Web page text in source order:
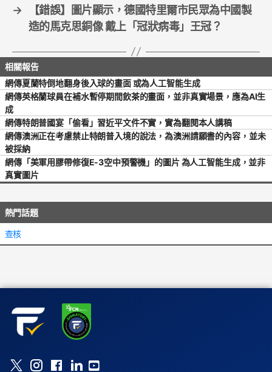
→
【錯誤】圖片顯示，德國特里爾市民眾為中國製
造的馬克思銅像 戴上「冠狀病毒」王冠？
網傳夏蘭特倒地翻身後入球的畫面 或為人工智能生成
網傳英格蘭球員在補水暫停期間飲茶的畫面，並非真實場景，應為AI生
成
網傳特朗普國宴「偷看」習近平文件不實，實為翻閱本人講稿
網傳澳洲正在考慮禁止特朗普入境的說法，為澳洲請願書的內容，並未
被採納
網傳「美軍用膠帶修復E-3空中預警機」的圖片 為人工智能生成，並非
真實圖片
熱門話題
查核